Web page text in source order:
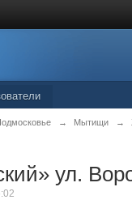
→ Мытищи →
ул.